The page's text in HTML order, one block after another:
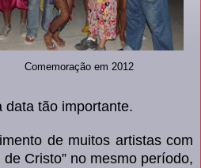
Comemoração em 2012
data tão importante.
de muitos artistas com
Cristo” no mesmo período,